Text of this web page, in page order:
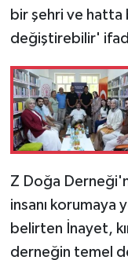
bir şehri ve hatta
değiştirebilir'
Z Doğa
insanı korumaya
belirten İnayet,
derneğin temel